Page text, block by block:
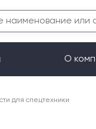
О
для спецтехники